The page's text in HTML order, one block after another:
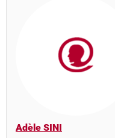
Adèle SINI